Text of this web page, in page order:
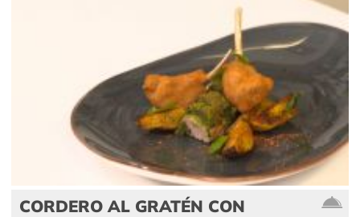
CORDERO AL GRATÉN CON